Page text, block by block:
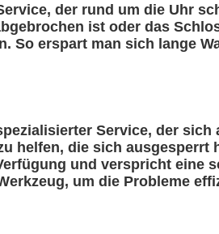
der rund um die Uhr
ist oder das
So erspart man sich lange
Service, der
helfen, die sich
und verspricht eine
um die Probleme